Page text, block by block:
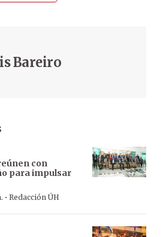
Bareiro
con
para impulsar
· Redacción ÚH